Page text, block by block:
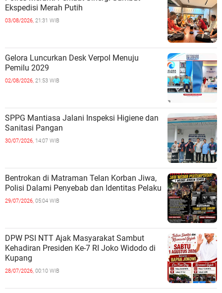
Ekspedisi Merah Putih
03/08/2026, 21:31 WIB
Gelora Luncurkan Desk Verpol Menuju
Pemilu 2029
02/08/2026, 21:53 WIB
SPPG Mantiasa Jalani Inspeksi Higiene dan
Sanitasi Pangan
30/07/2026, 14:07 WIB
Bentrokan di Matraman Telan Korban Jiwa,
Polisi Dalami Penyebab dan Identitas Pelaku
29/07/2026, 05:04 WIB
DPW PSI NTT Ajak Masyarakat Sambut
Kehadiran Presiden Ke-7 RI Joko Widodo di
Kupang
28/07/2026, 00:10 WIB